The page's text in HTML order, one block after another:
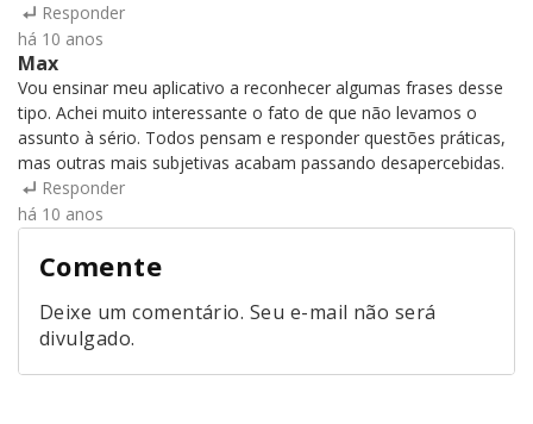
Responder
há 10 anos
Max
Vou ensinar meu aplicativo a reconhecer algumas frases desse
tipo. Achei muito interessante o fato de que não levamos o
assunto à sério. Todos pensam e responder questões práticas,
mas outras mais subjetivas acabam passando desapercebidas.
Responder
há 10 anos
Comente
Deixe um comentário. Seu e-mail não será
divulgado.